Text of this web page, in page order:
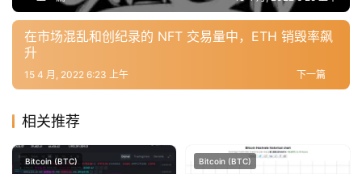
用
工
具
推
在市场混乱和创纪录的 NFT 交易量中，ETH 销毁率飙
升
下一篇
15 4 月, 2022 6:23 上午
相关推荐
Bitcoin (BTC) Bitcoin (BTC)